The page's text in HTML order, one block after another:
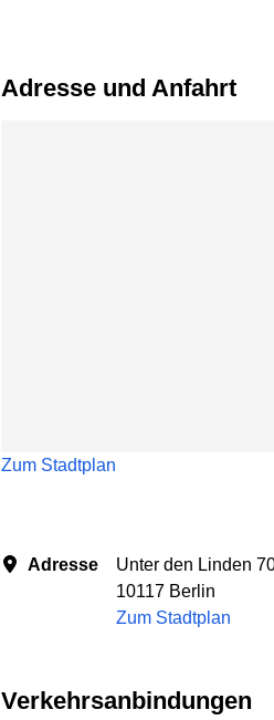
Adresse und Anfahrt
Zum Stadtplan
Adresse
Unter den Linden
10117 Berlin
Zum Stadtplan
Verkehrsanbindungen